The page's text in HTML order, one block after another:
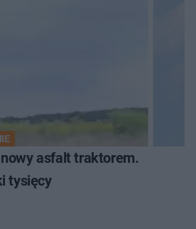
nowy asfalt traktorem.
tysięcy